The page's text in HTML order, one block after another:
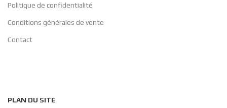
Politique de confidentialité
Conditions générales de vente
Contact
PLAN DU SITE